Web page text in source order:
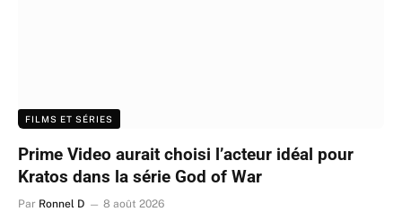
FILMS ET SÉRIES
Prime Video aurait choisi l’acteur idéal pour
Kratos dans la série God of War
Par Ronnel D 8 août 2026